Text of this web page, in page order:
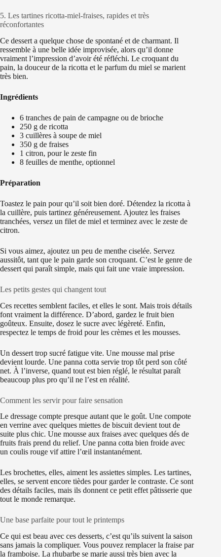
5. Les tartines ricotta-miel-fraises, rapides et très
réconfortantes
Ce dessert a quelque chose de spontané et de charmant. Il
ressemble à une belle idée improvisée, alors qu’il donne
vraiment l’impression d’avoir été réfléchi. Le croquant du
pain, la douceur de la ricotta et le parfum du miel se marient
très bien.
Ingrédients
6 tranches de pain de campagne ou de brioche
250 g de ricotta
3 cuillères à soupe de miel
350 g de fraises
1 citron, pour le zeste fin
8 feuilles de menthe, optionnel
Préparation
Toastez le pain pour qu’il soit bien doré. Détendez la ricotta à
la cuillère, puis tartinez généreusement. Ajoutez les fraises
tranchées, versez un filet de miel et terminez avec le zeste de
citron.
Si vous aimez, ajoutez un peu de menthe ciselée. Servez
aussitôt, tant que le pain garde son croquant. C’est le genre de
dessert qui paraît simple, mais qui fait une vraie impression.
Les petits gestes qui changent tout
Ces recettes semblent faciles, et elles le sont. Mais trois détails
font vraiment la différence. D’abord, gardez le fruit bien
goûteux. Ensuite, dosez le sucre avec légèreté. Enfin,
respectez le temps de froid pour les crèmes et les mousses.
Un dessert trop sucré fatigue vite. Une mousse mal prise
devient lourde. Une panna cotta servie trop tôt perd son côté
net. À l’inverse, quand tout est bien réglé, le résultat paraît
beaucoup plus pro qu’il ne l’est en réalité.
Comment les servir pour faire sensation
Le dressage compte presque autant que le goût. Une compote
en verrine avec quelques miettes de biscuit devient tout de
suite plus chic. Une mousse aux fraises avec quelques dés de
fruits frais prend du relief. Une panna cotta bien froide avec
un coulis rouge vif attire l’œil instantanément.
Les brochettes, elles, aiment les assiettes simples. Les tartines,
elles, se servent encore tièdes pour garder le contraste. Ce sont
des détails faciles, mais ils donnent ce petit effet pâtisserie que
tout le monde remarque.
Une base parfaite pour tout le printemps
Ce qui est beau avec ces desserts, c’est qu’ils suivent la saison
sans jamais la compliquer. Vous pouvez remplacer la fraise par
la framboise. La rhubarbe se marie aussi très bien avec la